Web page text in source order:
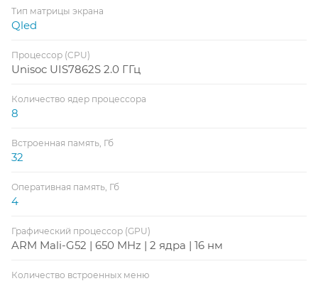
Тип матрицы экрана
Qled
Процессор (CPU)
Unisoc UIS7862S 2.0 ГГц
Количество ядер процессора
8
Встроенная память, Гб
32
Оперативная память, Гб
4
Графический процессор (GPU)
ARM Mali-G52 | 650 MHz | 2 ядра | 16 нм
Количество встроенных меню